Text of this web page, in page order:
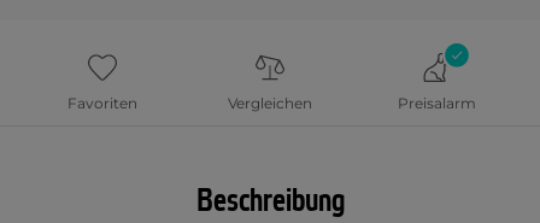
Favoriten Vergleichen Preisalarm
Beschreibung